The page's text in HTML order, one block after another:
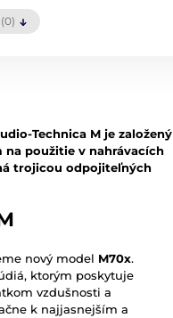
(0)
Technica M je založený
použitie v nahrávacích
trojicou odpojiteľných
nový model M70x.
ktorým poskytuje
vzdušnosti a
k najjasnejším a